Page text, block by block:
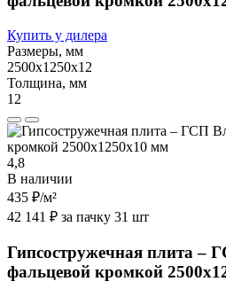
Купить у дилера
Размеры, мм
2500х1250х12
Толщина, мм
12
4,8
В наличии
435 ₽/м²
42 141 ₽ за пачку 31 шт
Гипсостружечная плита –
фальцевой кромкой